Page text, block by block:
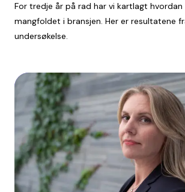
For tredje år på rad har vi kartlagt
mangfoldet i bransjen. Her er resultatene
undersøkelse.